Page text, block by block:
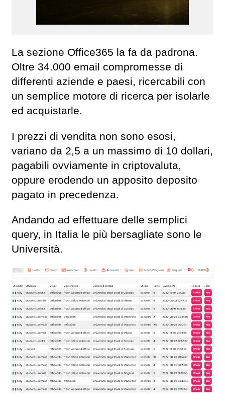
La sezione Office365 la fa da padrona.
Oltre 34.000 email compromesse di
differenti aziende e paesi, ricercabili con
un semplice motore di ricerca per isolarle
ed acquistarle.
I prezzi di vendita non sono esosi,
variano da 2,5 a un massimo di 10 dollari,
pagabili ovviamente in criptovaluta,
oppure erodendo un apposito deposito
pagato in precedenza.
Andando ad effettuare delle semplici
query, in Italia le più bersagliate sono le
Università.